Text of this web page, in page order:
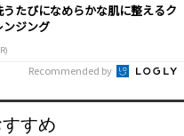
うたびになめらかな肌に整えるク
ンジング
Recommended by
すめ